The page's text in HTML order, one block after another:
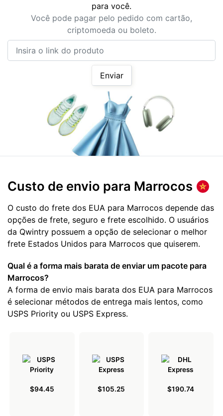
para você.
Você pode pagar pelo pedido com cartão,
criptomoeda ou boleto.
Enviar
Custo de envio para Marrocos
O custo do frete dos EUA para Marrocos depende das
opções de frete, seguro e frete escolhido. O usuários
da Qwintry possuem a opção de selecionar o melhor
frete Estados Unidos para Marrocos que quiserem.
Qual é a forma mais barata de enviar um pacote para
Marrocos?
A forma de envio mais barata dos EUA para Marrocos
é selecionar métodos de entrega mais lentos, como
USPS Priority ou USPS Express.
$94.45 $105.25 $190.74